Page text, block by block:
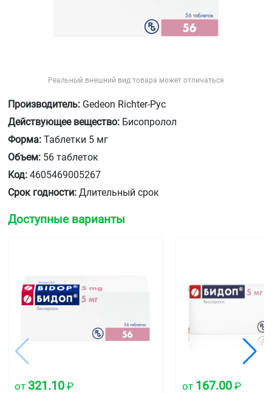
Реальный внешний вид товара может отличаться
Производитель: Gedeon Richter-Рус
Действующее вещество: Бисопролол
Форма: Таблетки 5 мг
Объем: 56 таблеток
Код: 4605469005267
Срок годности: Длительный срок
Доступные варианты
от 321.10 ₽ от 167.00 ₽